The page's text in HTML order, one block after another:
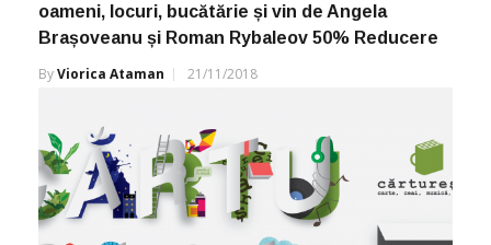
oameni, locuri, bucătărie și vin de Angela
Brașoveanu și Roman Rybaleov 50% Reducere
ByViorica Ataman 21/11/2018